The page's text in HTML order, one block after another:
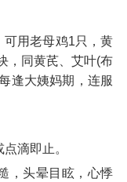
可用老母鸡1只，黄
，同黄芪、艾叶(布
逢大姨妈期，连服
滴即止。
，头晕目眩，心悸